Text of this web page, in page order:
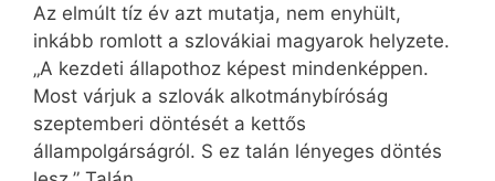
Az elmúlt tíz év azt mutatja, nem enyhült,
inkább romlott a szlovákiai magyarok helyzete.
„A kezdeti állapothoz képest mindenképpen.
Most várjuk a szlovák alkotmánybíróság
szeptemberi döntését a kettős
állampolgárságról. S ez talán lényeges döntés